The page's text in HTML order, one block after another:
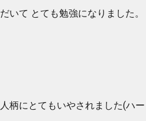
いて とても勉強になりました。
柄にとてもいやされました(ハ